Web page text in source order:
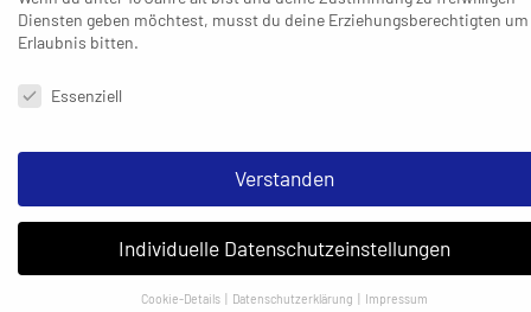
Abwehr legen und daraus schnelle und einfache Tore
Außerdem haben wir im gebundenen Angriffsspiel viele
seiner Ansicht nach zwar hin und wieder die
Konzentration – ohne dass sich am Fazit viel änderte. „Das
ist ein richtig gutes Ergebnis für uns“, fand Rogawska.
HSG Hiesfeld/Aldenrade:Hillig, Schnier – Baier,
Schwengers (4), Nils Berner (3/3), Homscheid, Blum (3),
Diensten geben möchtest, musst du deine Erziehungsberechtigten um
Erlaubnis bitten.
Datenschutzeinstellungen & Nutzungsbedingungen
Essenziell
Verstanden
Individuelle Datenschutzeinstellungen
Cookie-Details Datenschutzerklärung Impressum